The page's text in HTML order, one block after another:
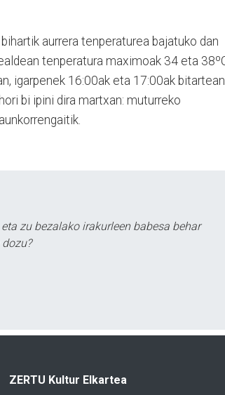
aurrera tenperaturea bajatuko dan
tenperatura maximoak 34 eta
igarpenek 16:00ak eta 17:00ak bitartean
bi ipini dira martxan: muturreko
zu bezalako irakurleen babesa behar
ZERTU Kultur Elkartea